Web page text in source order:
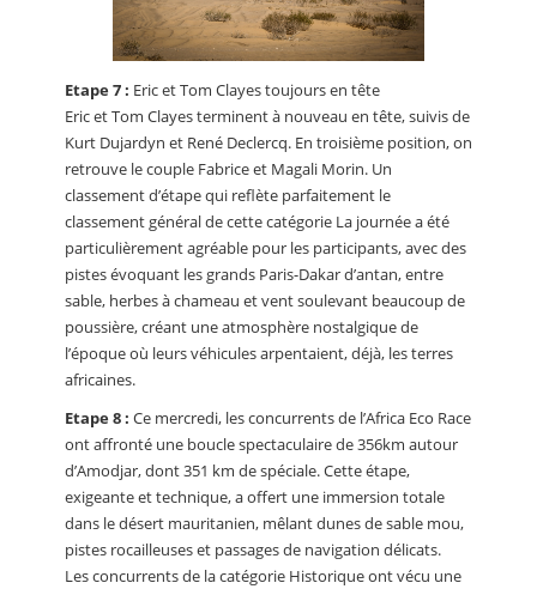
Etape 7 : Eric et Tom Clayes toujours en tête
Eric et Tom Clayes terminent à nouveau en tête, suivis de
Kurt Dujardyn et René Declercq. En troisième position, on
retrouve le couple Fabrice et Magali Morin. Un
classement d’étape qui reflète parfaitement le
classement général de cette catégorie La journée a été
particulièrement agréable pour les participants, avec des
pistes évoquant les grands Paris-Dakar d’antan, entre
sable, herbes à chameau et vent soulevant beaucoup de
poussière, créant une atmosphère nostalgique de
l’époque où leurs véhicules arpentaient, déjà, les terres
africaines.
Etape 8 : Ce mercredi, les concurrents de l’Africa Eco Race
ont affronté une boucle spectaculaire de 356km autour
d’Amodjar, dont 351 km de spéciale. Cette étape,
exigeante et technique, a offert une immersion totale
dans le désert mauritanien, mêlant dunes de sable mou,
pistes rocailleuses et passages de navigation délicats.
Les concurrents de la catégorie Historique ont vécu une